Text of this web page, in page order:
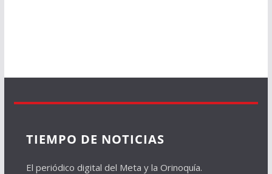
TIEMPO DE NOTICIAS
El periódico digital del Meta y la Orinoquía.